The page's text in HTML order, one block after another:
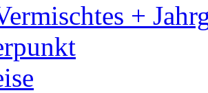
+